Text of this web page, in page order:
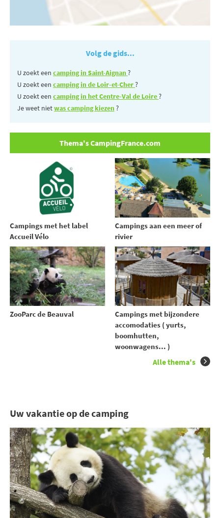
Volg de gids...
U zoekt een camping in Saint-Aignan?
U zoekt een camping in de Loir-et-Cher?
U zoekt een camping in het Centre-Val de Loire?
Je weet nietwas camping kiezen?
Thema's CampingFrance.com
Campings met het label
Accueil Vélo
Campings aan een meer of
rivier
ZooParc de Beauval
Campings met bijzondere
accomodaties ( yurts,
boomhutten,
woonwagens... )
Alle thema's
Uw vakantie op de camping